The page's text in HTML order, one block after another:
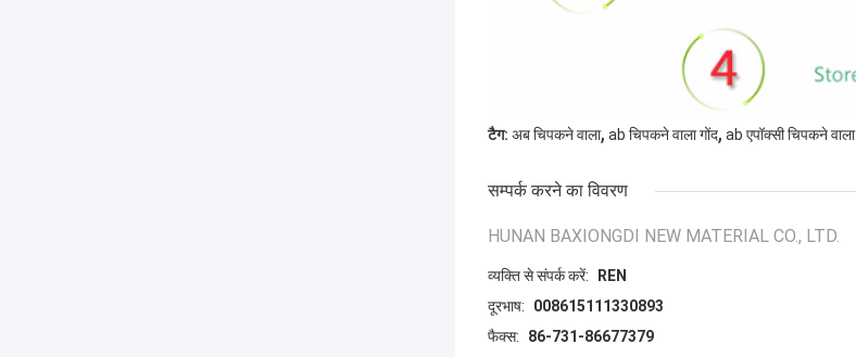
टैग: अब चिपकने वाला, ab चिपकने वाला गोंद, ab एपॉक्सी चिपकने वाला
सम्पर्क करने का विवरण
HUNAN BAXIONGDI NEW MATERIAL CO., LTD.
व्यक्ति से संपर्क करें:
REN
दूरभाष:
008615111330893
फैक्स:
86-731-86677379